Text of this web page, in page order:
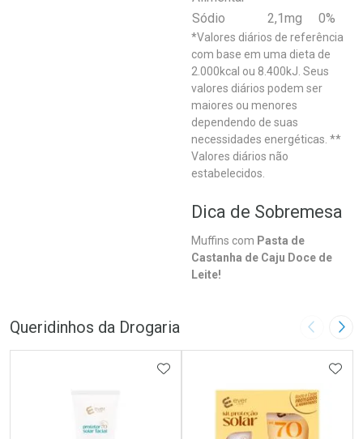
Sódio
2,1mg 0%
*Valores diários de referência
com base em uma dieta de
2.000kcal ou 8.400kJ. Seus
valores diários podem ser
maiores ou menores
dependendo de suas
necessidades energéticas. **
Valores diários não
estabelecidos.
Dica de Sobremesa
Muffins com Pasta de
Castanha de Caju Doce de
Leite!
Queridinhos da Drogaria Imagem
ADICIONAR AOS FAVORITOS